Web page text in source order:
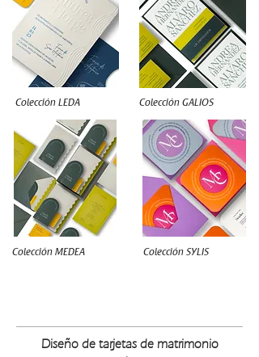
Colección LEDA
Colección MEDEA
Colección GALIOS
Colección SYLIS
Diseño de tarjetas de matrimonio